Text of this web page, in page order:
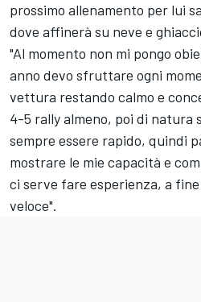
prossimo allenamento per lui
dove affinerà su neve e
"Al momento non mi pongo
anno devo sfruttare ogni
vettura restando calmo e
4-5 rally almeno, poi di natura
sempre essere rapido, quindi
mostrare le mie capacità e
ci serve fare esperienza, a
veloce".